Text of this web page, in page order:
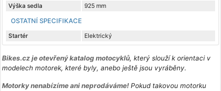
Výška sedla
925 mm
OSTATNÍ SPECIFIKACE
Startér Elektrický
Bikes.cz je otevřený katalog motocyklů, který slouží k orientaci v
modelech motorek, které byly, anebo ještě jsou vyráběny.
Motorky nenabízíme ani neprodáváme!Pokud takovou motorku